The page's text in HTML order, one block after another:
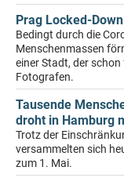
Prag Locked-Down
Bedingt durch die
Menschenmassen
einer Stadt, der
Fotografen.
Tausende
droht in Hamburg
Trotz der
versammelten sich
zum 1. Mai.